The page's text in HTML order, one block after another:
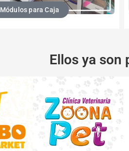
Módulos para Caja
Ellos ya son